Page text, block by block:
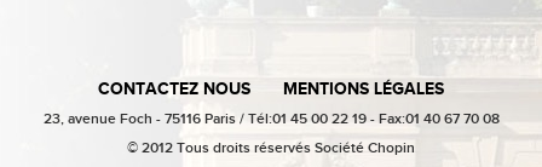
CONTACTEZ NOUS MENTIONS LÉGALES
23, avenue Foch - 75116 Paris / Tél:01 45 00 22 19 - Fax:01 40 67 70 08
© 2012 Tous droits réservés Société Chopin